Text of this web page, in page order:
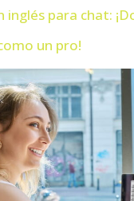
inglés para chat:
un pro!